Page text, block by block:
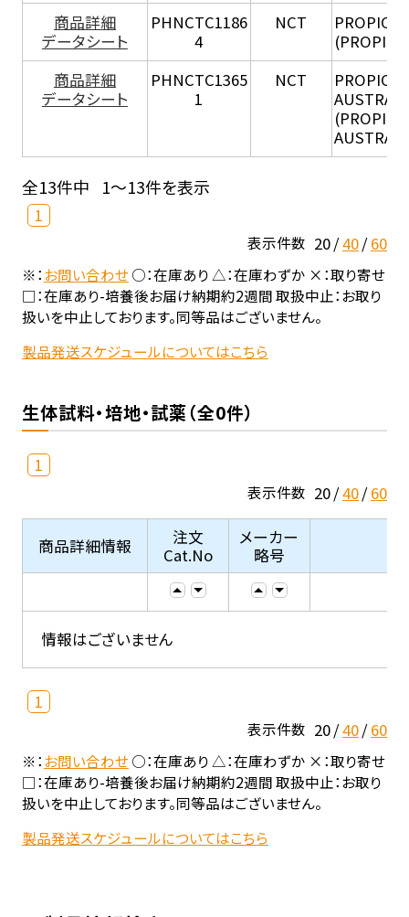
商品詳細
データシート
PHNCTC1186
4
NCT
商品詳細
データシート
PHNCTC1365
1
NCT
全13件中 1～13件を表示
1
表示件数 20 40 60
※：お問い合わせ○：在庫あり △：在庫わずか ×：取り寄せ
□：在庫あり-培養後お届け納期約2週間 取扱中止：お取り
扱いを中止しております。同等品はございません。
製品発送スケジュールについてはこちら
生体試料・培地・試薬（全0件）
1
表示件数 20 40 60
商品詳細情報
注文
Cat.No
メーカー
略号
情報はございません
1
表示件数 20 40 60
※：お問い合わせ○：在庫あり △：在庫わずか ×：取り寄せ
□：在庫あり-培養後お届け納期約2週間 取扱中止：お取り
扱いを中止しております。同等品はございません。
製品発送スケジュールについてはこちら